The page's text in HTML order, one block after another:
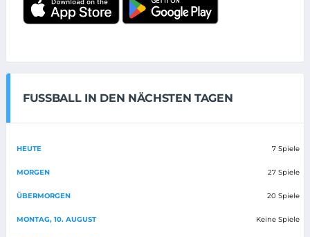
FUSSBALL IN DEN NÄCHSTEN TAGEN
HEUTE 7 Spiele
MORGEN 27 Spiele
ÜBERMORGEN 20 Spiele
MONTAG, 10. AUGUST Keine Spiele